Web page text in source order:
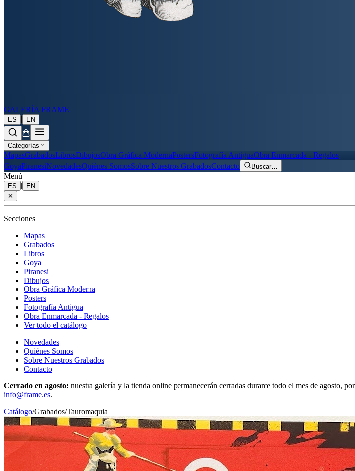
GALERÍA FRAME
ES | EN
Categorías
MapasGrabadosLibrosDibujosObra Gráfica ModernaPostersFotografía AntiguaObra Enmarcada - Regalos
GoyaPiranesiNovedadesQuiénes SomosSobre Nuestros GrabadosContacto Buscar…
Menú
ES |
EN
✕
Secciones
Mapas
Grabados
Libros
Goya
Piranesi
Dibujos
Obra Gráfica Moderna
Posters
Fotografía Antigua
Obra Enmarcada - Regalos
Ver todo el catálogo
Novedades
Quiénes Somos
Sobre Nuestros Grabados
Contacto
Cerrado en agosto: nuestra galería y la tienda online permanecerán cerradas durante todo el mes de agosto,
info@frame.es.
Catálogo/Grabados/Tauromaquia